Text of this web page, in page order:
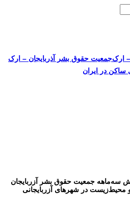
جمعیت حقوق بشر آذربایجان – ارک
ساکن در ایران
سه‌ماهه جمعیت حقوق بشر آزربایجان
در شهرهای آزربایجانی